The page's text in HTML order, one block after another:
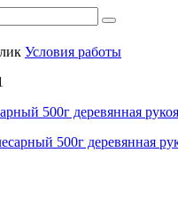
Условия работы
500г деревянная